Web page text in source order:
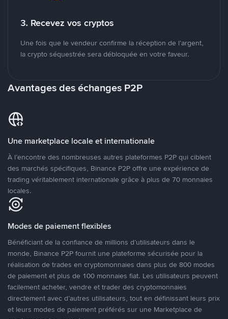
3. Recevez vos cryptos
Une fois que le vendeur confirme la réception de l’argent,
la crypto séquestrée sera débloquée en votre faveur.
Avantages des échanges P2P
Une marketplace locale et internationale
À l’encontre des nombreuses autres plateformes P2P qui ciblent
des marchés spécifiques, Binance P2P offre une expérience de
trading véritablement internationale grâce à plus de 70 monnaies
locales.
Modes de paiement flexibles
Bénéficiant de la confiance de millions d’utilisateurs dans le
monde, Binance P2P fournit une plateforme sécurisée pour la
réalisation de trades en cryptomonnaies dans plus de 800 modes
de paiement et plus de 100 monnaies fiat. Les utilisateurs peuvent
facilement acheter, vendre et trader des cryptomonnaies
directement avec d’autres utilisateurs, tout en définissant leurs prix
et leurs modes de paiement préférés sur une Marketplace de